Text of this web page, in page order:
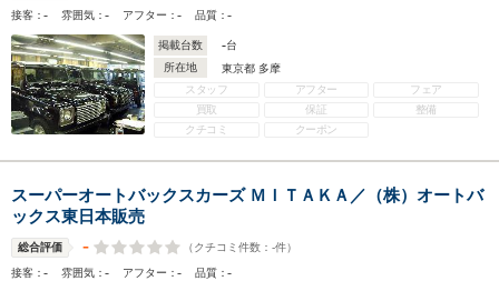
接客：- 雰囲気：- アフター：- 品質：-
掲載台数 -台
所在地
東京都 多摩
スタッフ
アフター
フェア
買取
保証
整備
クチコミ
クーポン
スーパーオートバックスカーズ ＭＩＴＡＫＡ／（株）オートバ
ックス東日本販売
総合評価 - （クチコミ件数： -件）
接客：- 雰囲気：- アフター：- 品質：-